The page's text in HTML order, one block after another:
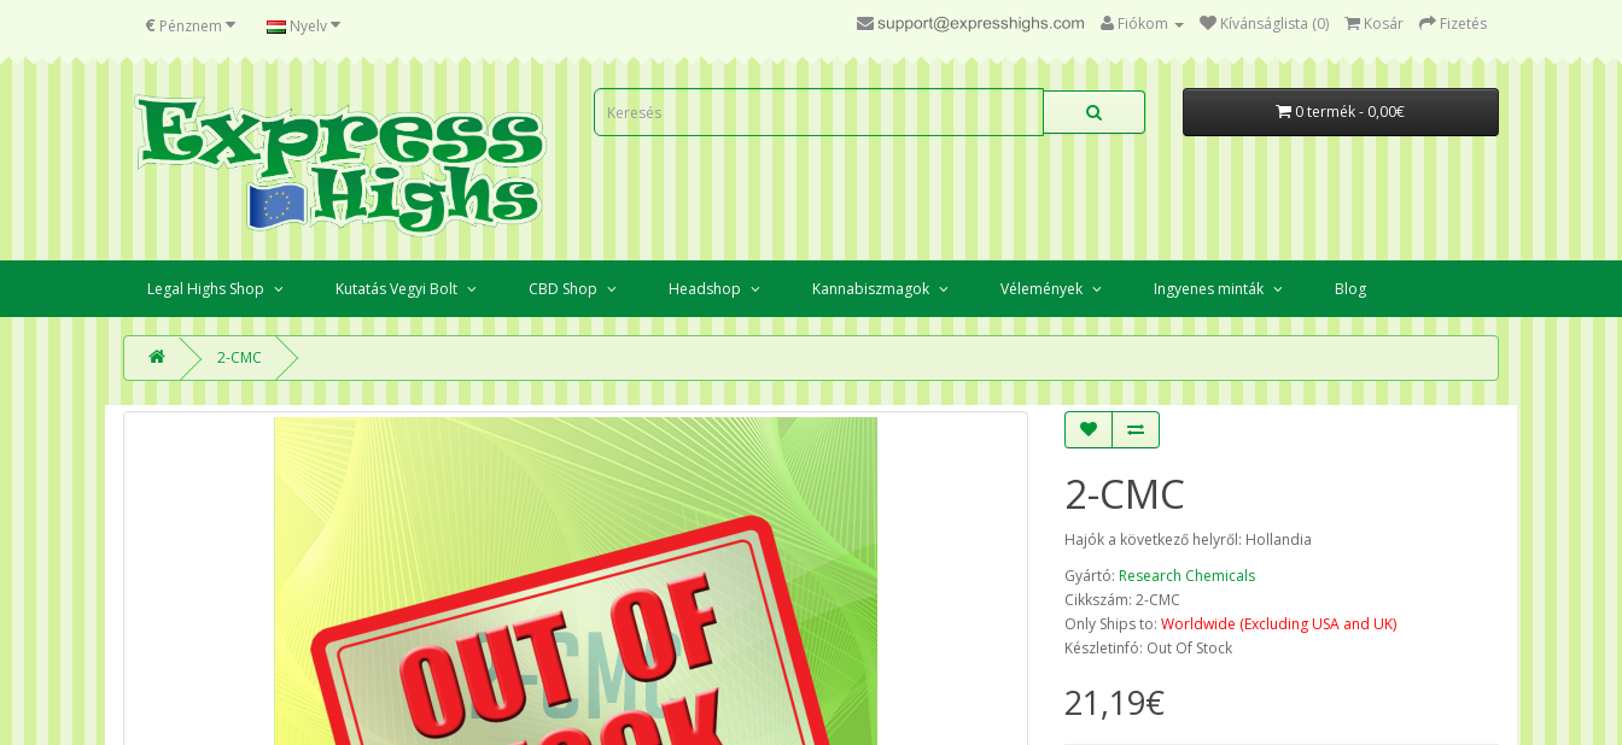
€ Pénznem Nyelv Fiókom Kívánságlista (0) Kosár Fizetés
0 termék - 0,00€
Legal Highs Shop Kutatás Vegyi Bolt CBD Shop Headshop Kannabiszmagok Vélemények Ingyenes minták Blog
2-CMC
2-CMC
Hajók a következő helyről: Hollandia
Gyártó: Research Chemicals
Cikkszám: 2-CMC
Only Ships to: Worldwide (Excluding USA and UK)
Készletinfó: Out Of Stock
21,19€